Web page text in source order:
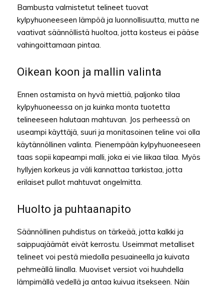
Bambusta valmistetut telineet tuovat
kylpyhuoneeseen lämpöä ja luonnollisuutta, mutta ne
vaativat säännöllistä huoltoa, jotta kosteus ei pääse
vahingoittamaan pintaa.
Oikean koon ja mallin valinta
Ennen ostamista on hyvä miettiä, paljonko tilaa
kylpyhuoneessa on ja kuinka monta tuotetta
telineeseen halutaan mahtuvan. Jos perheessä on
useampi käyttäjä, suuri ja monitasoinen teline voi olla
käytännöllinen valinta. Pienempään kylpyhuoneeseen
taas sopii kapeampi malli, joka ei vie liikaa tilaa. Myös
hyllyjen korkeus ja väli kannattaa tarkistaa, jotta
erilaiset pullot mahtuvat ongelmitta.
Huolto ja puhtaanapito
Säännöllinen puhdistus on tärkeää, jotta kalkki ja
saippuajäämät eivät kerrostu. Useimmat metalliset
telineet voi pestä miedolla pesuaineella ja kuivata
pehmeällä liinalla. Muoviset versiot voi huuhdella
lämpimällä vedellä ja antaa kuivua itsekseen. Näin